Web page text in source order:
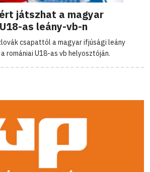
játszhat a magyar
as leány-vb-n
csapattól a magyar ifjúsági leány
U18-as vb helyosztóján.